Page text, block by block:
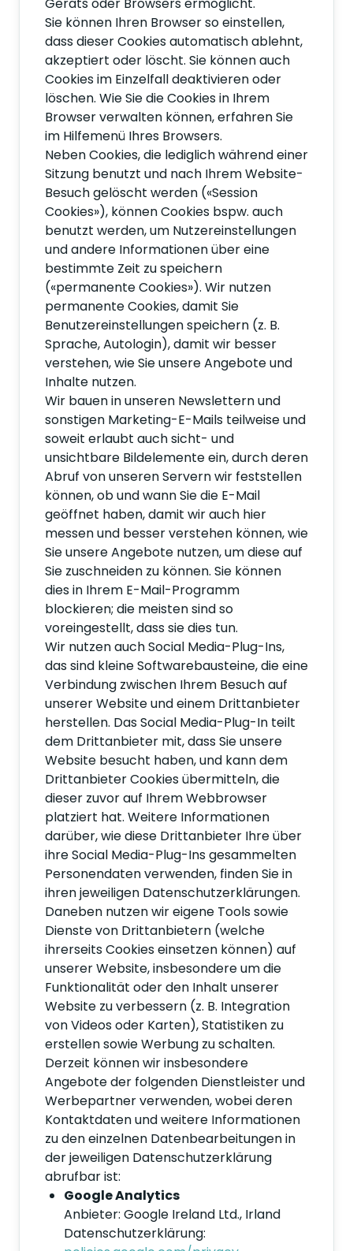
Sie können Ihren Browser so einstellen,
dass dieser Cookies automatisch ablehnt,
akzeptiert oder löscht. Sie können auch
Cookies im Einzelfall deaktivieren oder
löschen. Wie Sie die Cookies in Ihrem
Browser verwalten können, erfahren Sie
im Hilfemenü Ihres Browsers.
Neben Cookies, die lediglich während einer
Sitzung benutzt und nach Ihrem Website-
Besuch gelöscht werden («Session
Cookies»), können Cookies bspw. auch
benutzt werden, um Nutzereinstellungen
und andere Informationen über eine
bestimmte Zeit zu speichern
(«permanente Cookies»). Wir nutzen
permanente Cookies, damit Sie
Benutzereinstellungen speichern (z. B.
Sprache, Autologin), damit wir besser
verstehen, wie Sie unsere Angebote und
Inhalte nutzen.
Wir bauen in unseren Newslettern und
sonstigen Marketing-E-Mails teilweise und
soweit erlaubt auch sicht- und
unsichtbare Bildelemente ein, durch deren
Abruf von unseren Servern wir feststellen
können, ob und wann Sie die E-Mail
geöffnet haben, damit wir auch hier
messen und besser verstehen können, wie
Sie unsere Angebote nutzen, um diese auf
Sie zuschneiden zu können. Sie können
dies in Ihrem E-Mail-Programm
blockieren; die meisten sind so
voreingestellt, dass sie dies tun.
Wir nutzen auch Social Media-Plug-Ins,
das sind kleine Softwarebausteine, die eine
Verbindung zwischen Ihrem Besuch auf
unserer Website und einem Drittanbieter
herstellen. Das Social Media-Plug-In teilt
dem Drittanbieter mit, dass Sie unsere
Website besucht haben, und kann dem
Drittanbieter Cookies übermitteln, die
dieser zuvor auf Ihrem Webbrowser
platziert hat. Weitere Informationen
darüber, wie diese Drittanbieter Ihre über
ihre Social Media-Plug-Ins gesammelten
Personendaten verwenden, finden Sie in
ihren jeweiligen Datenschutzerklärungen.
Daneben nutzen wir eigene Tools sowie
Dienste von Drittanbietern (welche
ihrerseits Cookies einsetzen können) auf
unserer Website, insbesondere um die
Funktionalität oder den Inhalt unserer
Website zu verbessern (z. B. Integration
von Videos oder Karten), Statistiken zu
erstellen sowie Werbung zu schalten.
Derzeit können wir insbesondere
Angebote der folgenden Dienstleister und
Werbepartner verwenden, wobei deren
Kontaktdaten und weitere Informationen
zu den einzelnen Datenbearbeitungen in
der jeweiligen Datenschutzerklärung
abrufbar ist:
Google Analytics
Anbieter: Google Ireland Ltd., Irland
Datenschutzerklärung: